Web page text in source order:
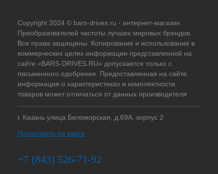
Copyright 2024 © bars-drives.ru - интернет-магазин
Преобразователей частоты лучших мировых брендов.
Все права защищены. Копирование и использование в
коммерческих целях информации представленной на
сайте «BARS-DRIVES.RU» допускается только с
письменного одобрения. Предоставленная на сайте
информация о характеристиках и комплектности
товаров может отличаться от данных производителя
г. Казань улица Беломорская, д.69А, корпус 2
Посмотреть на карте
+7 (843) 526-71-92